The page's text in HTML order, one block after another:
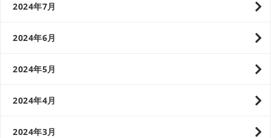
2024年7月
2024年6月
2024年5月
2024年4月
2024年3月